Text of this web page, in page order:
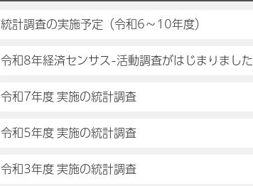
統計調査の実施予定（令和6～10年度）
令和8年経済センサス-活動調査がはじまりました
令和7年度 実施の統計調査
令和5年度 実施の統計調査
令和3年度 実施の統計調査